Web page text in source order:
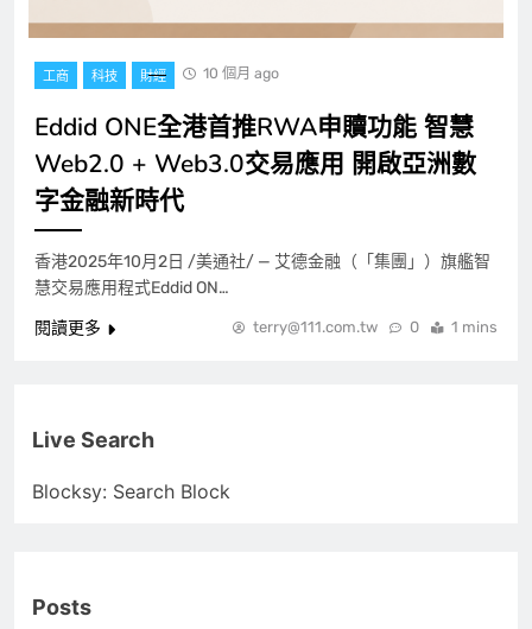
工商 科技 財經 10 個月 ago
Eddid ONE全港首推RWA申贖功能 智慧
Web2.0 + Web3.0交易應用 開啟亞洲數
字金融新時代
香港2025年10月2日 /美通社/ — 艾德金融（「集團」）旗艦智
慧交易應用程式Eddid ON…
閱讀更多
terry@111.com.tw 0 1 mins
Live Search
Blocksy: Search Block
Posts